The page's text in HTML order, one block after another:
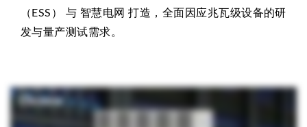
（ESS） 与 智慧电网 打造，全面因应兆瓦级设备的研
发与量产测试需求。